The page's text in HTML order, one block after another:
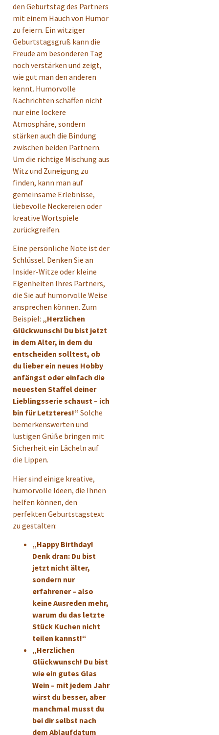
den Geburtstag des Partners
mit einem Hauch von Humor
zu feiern. Ein witziger
Geburtstagsgruß kann die
Freude am besonderen Tag
noch verstärken und zeigt,
wie gut man den anderen
kennt. Humorvolle
Nachrichten schaffen nicht
nur eine lockere
Atmosphäre, sondern
stärken auch die Bindung
zwischen beiden Partnern.
Um die richtige Mischung aus
Witz und Zuneigung zu
finden, kann man auf
gemeinsame Erlebnisse,
liebevolle Neckereien oder
kreative Wortspiele
zurückgreifen.
Eine persönliche Note ist der
Schlüssel. Denken Sie an
Insider-Witze oder kleine
Eigenheiten Ihres Partners,
die Sie auf humorvolle Weise
ansprechen können. Zum
Beispiel: „Herzlichen
Glückwunsch! Du bist jetzt
in dem Alter, in dem du
entscheiden solltest, ob
du lieber ein neues Hobby
anfängst oder einfach die
neuesten Staffel deiner
Lieblingsserie schaust – ich
bin für Letzteres!“ Solche
bemerkenswerten und
lustigen Grüße bringen mit
Sicherheit ein Lächeln auf
die Lippen.
Hier sind einige kreative,
humorvolle Ideen, die Ihnen
helfen können, den
perfekten Geburtstagstext
zu gestalten:
„Happy Birthday!
Denk dran: Du bist
jetzt nicht älter,
sondern nur
erfahrener – also
keine Ausreden mehr,
warum du das letzte
Stück Kuchen nicht
teilen kannst!“
„Herzlichen
Glückwunsch! Du bist
wie ein gutes Glas
Wein – mit jedem Jahr
wirst du besser, aber
manchmal musst du
bei dir selbst nach
dem Ablaufdatum